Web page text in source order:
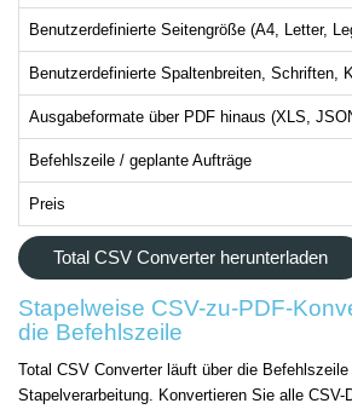
Benutzerdefinierte Seitengröße (A4, Letter,
Benutzerdefinierte Spaltenbreiten, Schriften,
Ausgabeformate über PDF hinaus (XLS,
Befehlszeile / geplante Aufträge
Preis
Total CSV Converter herunterladen
Stapelweise CSV-zu-PDF-
die Befehlszeile
Total CSV Converter läuft über die
Stapelverarbeitung. Konvertieren Sie alle CSV-